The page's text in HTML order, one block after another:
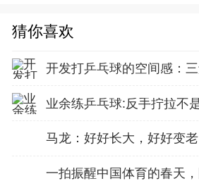
猜你喜欢
马龙：好好长大，好好变老